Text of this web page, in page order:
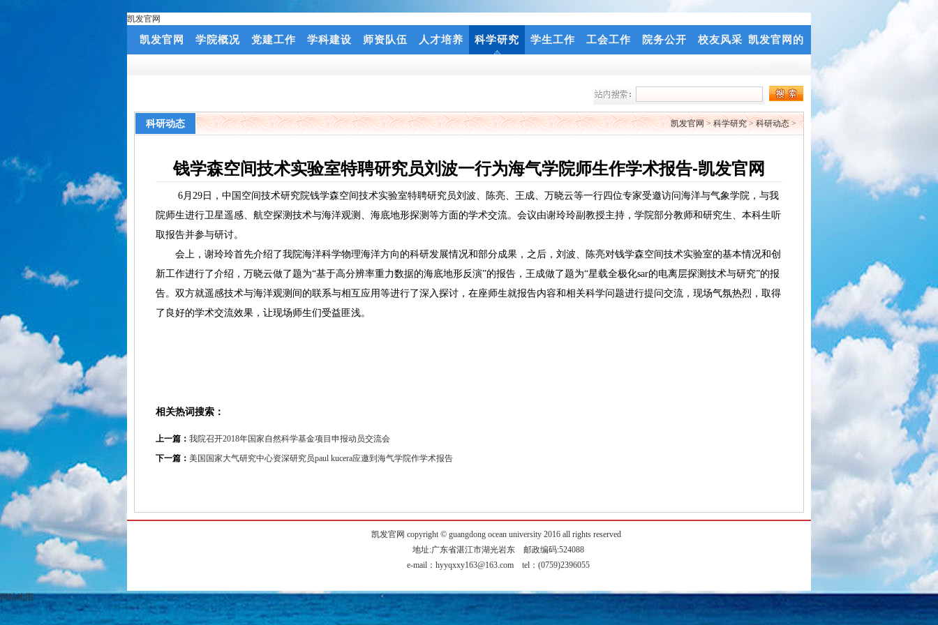
凯发官网
凯发官网 学院概况 党建工作 学科建设 师资队伍 人才培养 科学研究 学生工作 工会工作 院务公开 校友风采 凯发官网的
科研动态 凯发官网>科学研究>科研动态>
钱学森空间技术实验室特聘研究员刘波一行为海气学院师生作学术报告-凯发官网
6月29日，中国空间技术研究院钱学森空间技术实验室特聘研究员刘波、陈亮、王成、万晓云等一行四位专家受邀访问海洋与气象学院，与我
院师生进行卫星遥感、航空探测技术与海洋观测、海底地形探测等方面的学术交流。会议由谢玲玲副教授主持，学院部分教师和研究生、本科生听
取报告并参与研讨。
会上，谢玲玲首先介绍了我院海洋科学物理海洋方向的科研发展情况和部分成果，之后，刘波、陈亮对钱学森空间技术实验室的基本情况和创
新工作进行了介绍，万晓云做了题为“基于高分辨率重力数据的海底地形反演”的报告，王成做了题为“星载全极化sar的电离层探测技术与研究”的报
告。双方就遥感技术与海洋观测间的联系与相互应用等进行了深入探讨，在座师生就报告内容和相关科学问题进行提问交流，现场气氛热烈，取得
了良好的学术交流效果，让现场师生们受益匪浅。
相关热词搜索：
上一篇： 我院召开2018年国家自然科学基金项目申报动员交流会
下一篇： 美国国家大气研究中心资深研究员paul kucera应邀到海气学院作学术报告
凯发官网 copyright © guangdong ocean university 2016 all rights reserved
地址:广东省湛江市湖光岩东 邮政编码:524088
e-mail： hyyqxxy163@163.comtel：(0759)2396055
网站地图